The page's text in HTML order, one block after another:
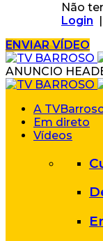
Não
Login |
ENVIAR VÍDEO
ANUNCIO
A
Em direto
Vídeos